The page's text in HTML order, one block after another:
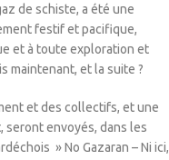
de schiste, a été une
festif et pacifique,
et à toute exploration et
maintenant, et la suite ?
et des collectifs, et une
seront envoyés, dans les
» No Gazaran – Ni ici,